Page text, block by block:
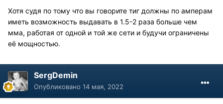
Хотя судя по тому что вы говорите тиг должны по амперам
иметь возможность выдавать в 1.5-2 раза больше чем
мма, работая от одной и той же сети и будучи ограничены
её мощностью.
SergDemin
Опубликовано 14 мая, 2022